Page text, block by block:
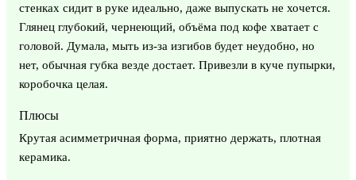
стенках сидит в руке идеально, даже выпускать не хочется.
Глянец глубокий, чернеющий, объёма под кофе хватает с
головой. Думала, мыть из-за изгибов будет неудобно, но
нет, обычная губка везде достает. Привезли в куче пупырки,
коробочка целая.
Плюсы
Крутая асимметричная форма, приятно держать, плотная
керамика.